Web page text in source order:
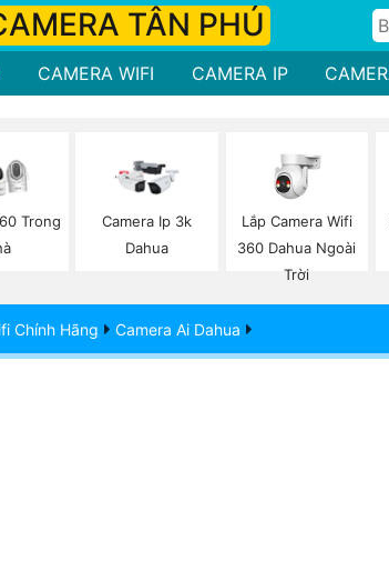
TÂN PHÚ
CAMERA WIFI CAMERA IP
Trong
Camera Ip 3k
Dahua
Lắp Camera Wifi
360 Dahua Ngoài
Trời
Chính Hãng Camera Ai Dahua